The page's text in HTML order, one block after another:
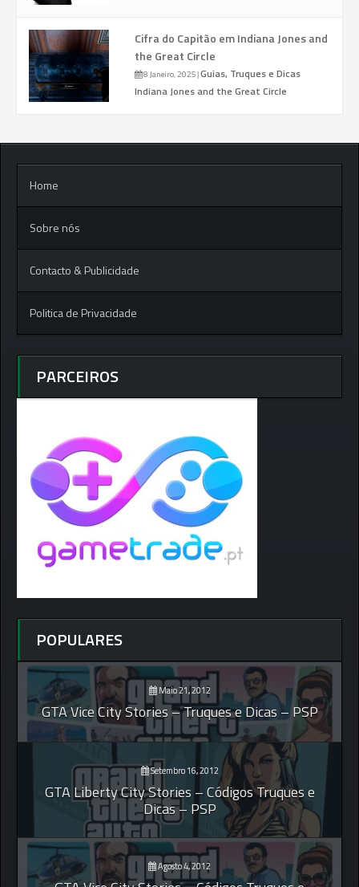
Cifra do Capitão em Indiana Jones and
the Great Circle
8 Janeiro, 2025|Guias, Truques e Dicas
Indiana Jones and the Great Circle
Home
Sobre nós
Contacto & Publicidade
Politica de Privacidade
PARCEIROS
POPULARES
Maio 21, 2012
GTA Vice City Stories – Truques e Dicas – PSP
Setembro 16, 2012
GTA Liberty City Stories – Códigos Truques e
Dicas – PSP
Agosto 4, 2012